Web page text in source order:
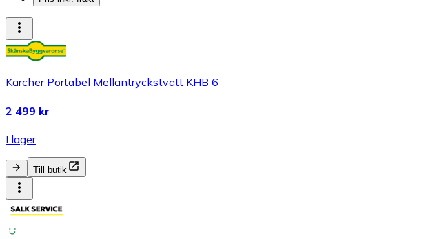
Kärcher Portabel Mellantryckstvätt KHB 6
2 499 kr
I lager
Till butik